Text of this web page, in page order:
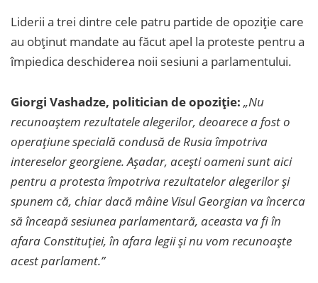
Liderii a trei dintre cele patru partide de opoziție care
au obținut mandate au făcut apel la proteste pentru a
împiedica deschiderea noii sesiuni a parlamentului.
Giorgi Vashadze, politician de opoziție: „Nu
recunoaștem rezultatele alegerilor, deoarece a fost o
operațiune specială condusă de Rusia împotriva
intereselor georgiene. Așadar, acești oameni sunt aici
pentru a protesta împotriva rezultatelor alegerilor și
spunem că, chiar dacă mâine Visul Georgian va încerca
să înceapă sesiunea parlamentară, aceasta va fi în
afara Constituției, în afara legii și nu vom recunoaște
acest parlament.”